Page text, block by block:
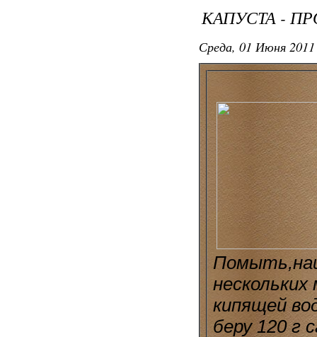
КАПУСТА -
Среда, 01 Июня
кипящей
беру 120 г